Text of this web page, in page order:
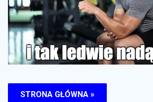
STRONA GŁÓWNA »